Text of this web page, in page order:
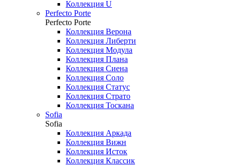
Коллекция U
Perfecto Porte
Perfecto Porte
Коллекция Верона
Коллекция Либерти
Коллекция Модула
Коллекция Плана
Коллекция Сиена
Коллекция Соло
Коллекция Статус
Коллекция Страто
Коллекция Тоскана
Sofia
Sofia
Коллекция Аркада
Коллекция Вижн
Коллекция Исток
Коллекция Классик